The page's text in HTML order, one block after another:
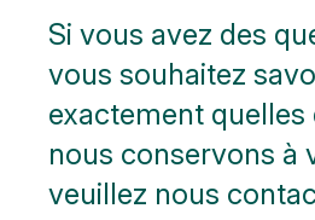
Si vous avez des
vous souhaitez
exactement quelles
nous conservons à
veuillez nous